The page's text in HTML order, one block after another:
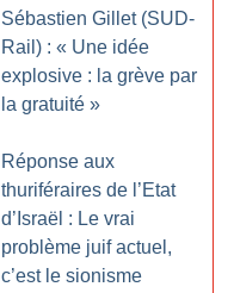
Sébastien Gillet (SUD-
Rail) : « Une idée
explosive : la grève par
la gratuité »
Réponse aux
thuriféraires de l’Etat
d’Israël : Le vrai
problème juif actuel,
c’est le sionisme